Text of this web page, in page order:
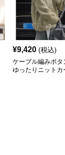
¥9,420 (税込)
ケーブル編みボタ
ゆったりニットカ